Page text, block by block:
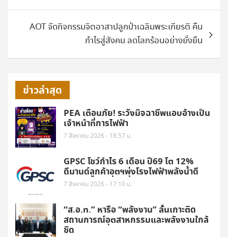
AOT จัดกิจกรรมจิตอาสาปลูกป่าเฉลิมพระเกียรติ คืน
กำไรสู่สังคม ลดโลกร้อนอย่างยั่งยืน
ข่าวล่าสุด
PEA เตือนภัย! ระวังมิจฉาชีพแอบอ้างเป็น
เจ้าหน้าที่การไฟฟ้า
7 สิงหาคม 2026 - 18:57 น.
GPSC โชว์กำไร 6 เดือน ปี69 โต 12%
ดีมานด์ลูกค้าอุตฯพุ่งโรงไฟฟ้าพลังน้ำดี
7 สิงหาคม 2026 - 17:10 น.
“ส.อ.ท.” หารือ “พลังงาน” ลั่นเกาะติด
สถานการณ์อุตสาหกรรมและพลังงานใกล้
ชิด